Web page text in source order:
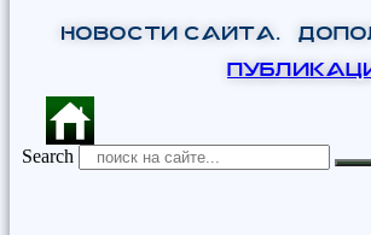
НОВОСТИ САЙТА.
Search